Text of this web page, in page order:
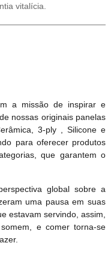
vitalícia.
a missão de inspirar e
nossas originais panelas
3-ply , Silicone e
para oferecer produtos
que garantem o
global sobre a
uma pausa em suas
estavam servindo, assim,
e comer torna-se